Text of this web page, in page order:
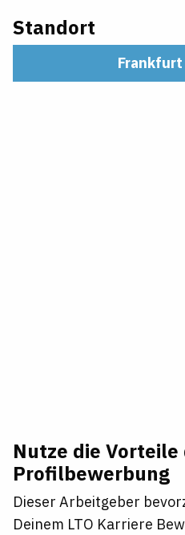
Standort
Frankfurt
Nutze die Vorteile
Profilbewerbung
Dieser Arbeitgeber
Deinem LTO Karriere